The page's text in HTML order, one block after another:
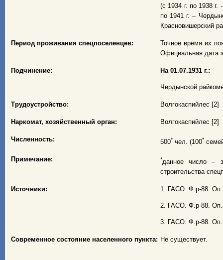
(с 1934 г. по 1938
по 1941 г. –
Красновишерский
Период проживания спецпоселенцев:
Точное время их
Официальная дата
Подчинение: На 01.07.1931 г.:
Чердынской
Трудоустройство: Волгокаспийлес [2]
Наркомат, хозяйственный орган: Волгокаспийлес [2]
Численность: 500* чел. (100*
Примечание: *данное число –
строительства
Источники: 1. ГАСО. Ф.р-88.
2. ГАСО. Ф.р-88.
3. ГАСО. Ф.р-88.
Современное состояние населенного пункта: Не существует.